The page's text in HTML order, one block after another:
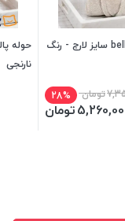
حوله پالتویی bello سایز لارج - رنگ
تومان 28%
تومان
نارنجی